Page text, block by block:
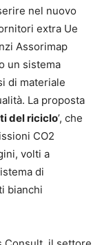
nel nuovo
extra Ue
Assorimap
un sistema
di materiale
La proposta
del riciclo’, che
CO2
volti a
di
bianchi